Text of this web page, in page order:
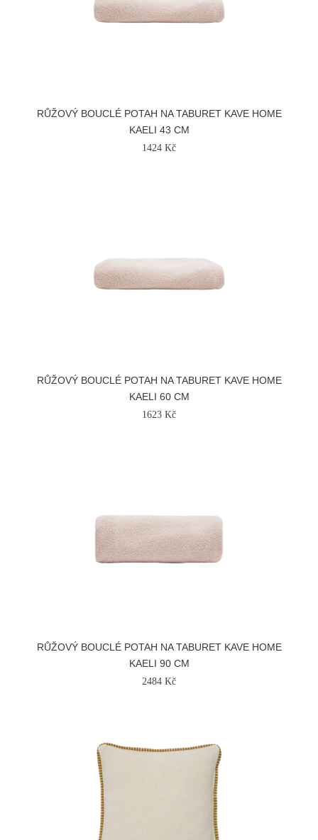
RŮŽOVÝ BOUCLÉ POTAH NA TABURET KAVE HOME
KAELI 43 CM
1424 Kč
RŮŽOVÝ BOUCLÉ POTAH NA TABURET KAVE HOME
KAELI 60 CM
1623 Kč
RŮŽOVÝ BOUCLÉ POTAH NA TABURET KAVE HOME
KAELI 90 CM
2484 Kč